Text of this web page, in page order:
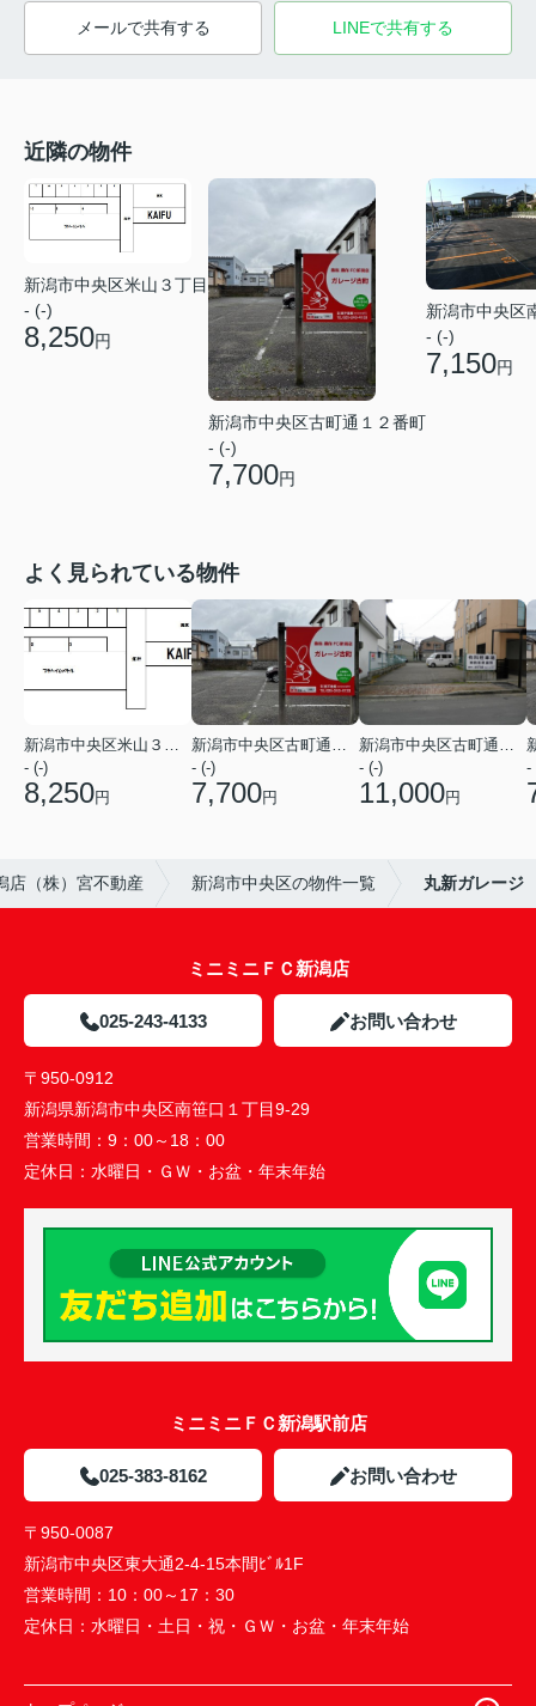
メールで共有する LINEで共有する
近隣の物件
新潟市中央区米山３丁目
- (-)
8,250円
新潟市中央区古町通１２番町
- (-)
7,700円
新潟市中央区
- (-)
7,150円
よく見られている物件
新潟市中央区米山３丁目
- (-)
8,250円
新潟市中央区古町通１２番町
- (-)
7,700円
新潟市中央区古町通１２番町
- (-)
11,000円
-
店（株）宮不動産 新潟市中央区の物件一覧 丸新ガレージ
ミニミニＦＣ新潟店
025-243-4133 お問い合わせ
〒950-0912
新潟県新潟市中央区南笹口１丁目9-29
営業時間： 9：00～18：00
定休日： 水曜日・ＧＷ・お盆・年末年始
ミニミニＦＣ新潟駅前店
025-383-8162 お問い合わせ
〒950-0087
新潟市中央区東大通2-4-15本間ﾋﾞﾙ1F
営業時間： 10：00～17：30
定休日： 水曜日・土日・祝・ＧＷ・お盆・年末年始